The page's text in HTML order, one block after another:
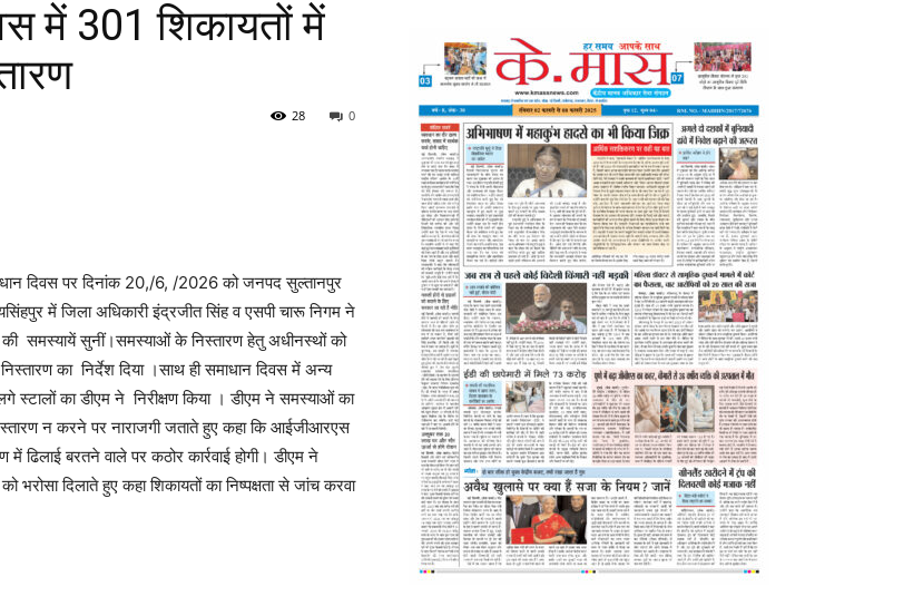
में 301 शिकायतों में
0
28
दिवस पर दिनांक 20,/6, /2026 को जनपद सुल्तानपुर
में जिला अधिकारी इंद्रजीत सिंह व एसपी चारू निगम ने
की समस्यायें सुनीं।समस्याओं के निस्तारण हेतु अधीनस्थों को
निस्तारण का निर्देश दिया ।साथ ही समाधान दिवस में अन्य
स्टालों का डीएम ने निरीक्षण किया । डीएम ने समस्याओं का
न करने पर नाराजगी जताते हुए कहा कि आईजीआरएस
में ढिलाई बरतने वाले पर कठोर कार्रवाई होगी। डीएम ने
को भरोसा दिलाते हुए कहा शिकायतों का निष्पक्षता से जांच करवा